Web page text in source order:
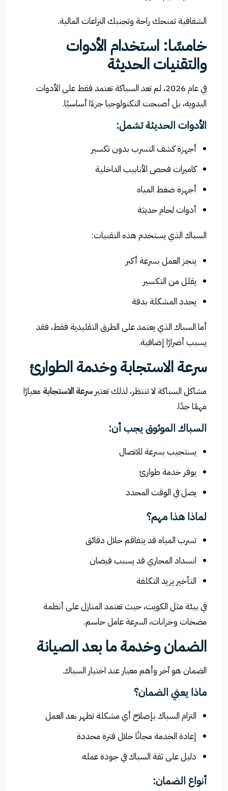
الشفافية تمنحك راحة وتجنبك النزاعات المالية.
خامسًا: استخدام الأدوات
والتقنيات الحديثة
في عام 2026، لم تعد السباكة تعتمد فقط على الأدوات
اليدوية، بل أصبحت التكنولوجيا جزءًا أساسيًا.
الأدوات الحديثة تشمل:
أجهزة كشف التسرب بدون تكسير
كاميرات فحص الأنابيب الداخلية
أجهزة ضغط المياه
أدوات لحام حديثة
السباك الذي يستخدم هذه التقنيات:
ينجز العمل بسرعة أكبر
يقلل من التكسير
يحدد المشكلة بدقة
أما السباك الذي يعتمد على الطرق التقليدية فقط، فقد
يسبب أضرارًا إضافية.
سرعة الاستجابة وخدمة الطوارئ
مشاكل السباكة لا تنتظر، لذلك تعتبر سرعة الاستجابة معيارًا
مهمًا جدًا.
السباك الموثوق يجب أن:
يستجيب بسرعة للاتصال
يوفر خدمة طوارئ
يصل في الوقت المحدد
لماذا هذا مهم؟
تسرب المياه قد يتفاقم خلال دقائق
انسداد المجاري قد يسبب فيضان
التأخير يزيد التكلفة
في بيئة مثل الكويت، حيث تعتمد المنازل على أنظمة
مضخات وخزانات، السرعة عامل حاسم.
الضمان وخدمة ما بعد الصيانة
الضمان هو آخر وأهم معيار عند اختيار السباك.
ماذا يعني الضمان؟
التزام السباك بإصلاح أي مشكلة تظهر بعد العمل
إعادة الخدمة مجانًا خلال فترة محددة
دليل على ثقة السباك في جودة عمله
أنواع الضمان: